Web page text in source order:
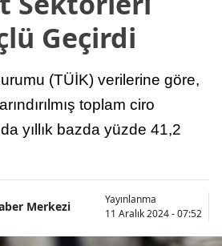
Geçirdi
(TÜİK) verilerine göre,
toplam ciro
yıllık bazda yüzde 41,2
Merkezi
Yayınlanma
11 Aralık 2024 - 07:52